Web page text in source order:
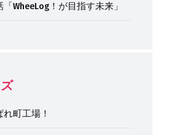
WheeLog！が目指す未来」
れ町工場！